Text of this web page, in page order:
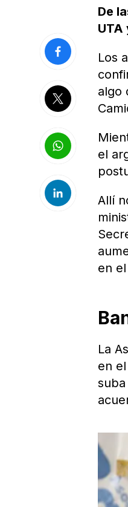
De
Los
algo
el
Allí
en
La
en